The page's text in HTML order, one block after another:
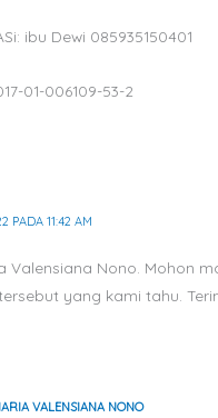
ibu Dewi 085935150401
01-006109-53-2
PADA 11:42 AM
Valensiana Nono. Mohon
yang kami tahu.
VALENSIANA NONO